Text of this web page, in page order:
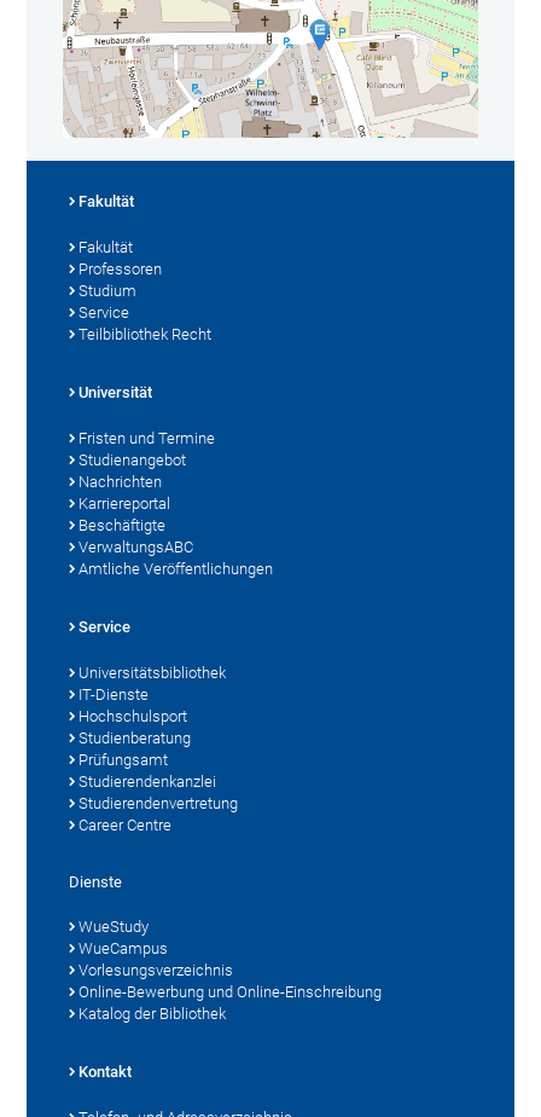
Fakultät
Fakultät
Professoren
Studium
Service
Teilbibliothek Recht
Universität
Fristen und Termine
Studienangebot
Nachrichten
Karriereportal
Beschäftigte
VerwaltungsABC
Amtliche Veröffentlichungen
Service
Universitätsbibliothek
IT-Dienste
Hochschulsport
Studienberatung
Prüfungsamt
Studierendenkanzlei
Studierendenvertretung
Career Centre
Dienste
WueStudy
WueCampus
Vorlesungsverzeichnis
Online-Bewerbung und Online-Einschreibung
Katalog der Bibliothek
Kontakt